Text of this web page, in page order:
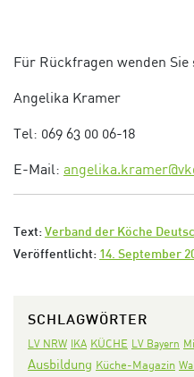
Für Rückfragen wenden Sie
Angelika Kramer
Tel: 069 63 00 06-18
E-Mail:
Text: Verband der Köche
Veröffentlicht: 14. September
SCHLAGWÖRTER
LV NRW IKA KÜCHE LV Bayern
Ausbildung Küche-Magazin